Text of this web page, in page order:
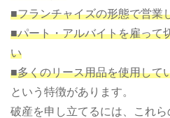
■フランチャイズの形態で営業
■パート・アルバイトを雇って
い
■多くのリース用品を使用して
という特徴があります。
破産を申し立てるには、これ